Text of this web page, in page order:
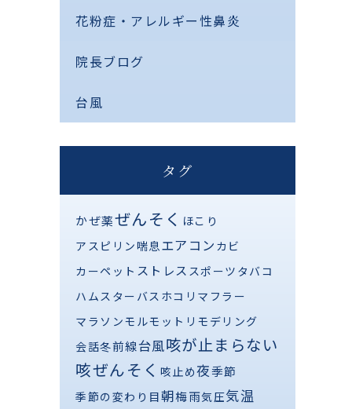
花粉症・アレルギー性鼻炎
院長ブログ
台風
タグ
かぜ薬ぜんそく ほこり
アスピリン喘息エアコン カビ
カーペット ストレス スポーツ タバコ
ハムスター バス ホコリ マフラー
マラソンモルモット リモデリング
会話冬前線台風咳が止まらない
咳ぜんそく 咳止め夜季節
季節の変わり目朝梅雨気圧気温